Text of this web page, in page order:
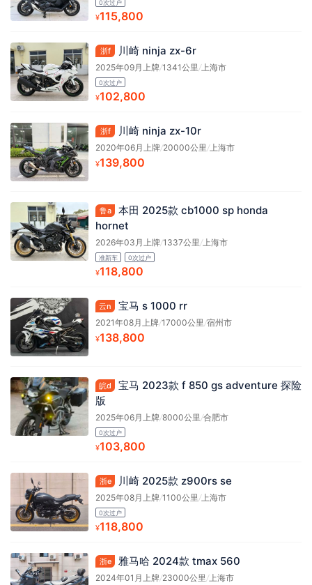
0次过户
¥115,800
浙f 川崎 ninja zx-6r
2025年09月上牌/1341公里/上海市
0次过户
¥102,800
浙f 川崎 ninja zx-10r
2020年06月上牌/20000公里/上海市
¥139,800
鲁a
本田 2025款 cb1000 sp honda
hornet
2026年03月上牌/1337公里/上海市
准新车 0次过户
¥118,800
云n 宝马 s 1000 rr
2021年08月上牌/17000公里/宿州市
¥138,800
皖d
宝马 2023款 f 850 gs adventure 探险
版
2025年06月上牌/8000公里/合肥市
0次过户
¥103,800
浙e 川崎 2025款 z900rs se
2025年08月上牌/1100公里/上海市
0次过户
¥118,800
浙e 雅马哈 2024款 tmax 560
2024年01月上牌/23000公里/上海市